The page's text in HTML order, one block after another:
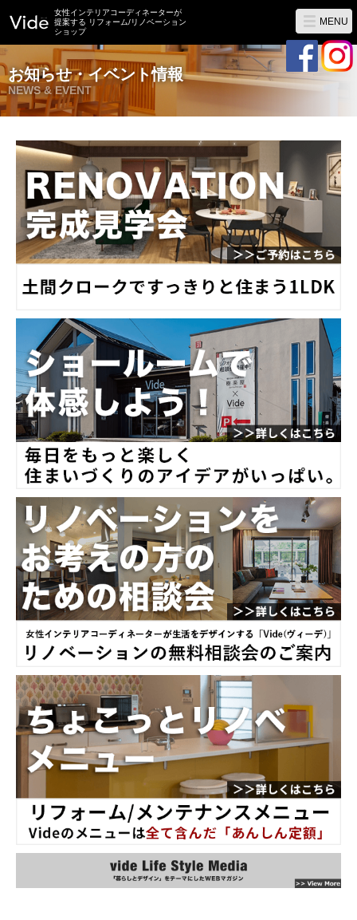
女性インテリアコーディネーターが
提案する リフォーム/リノベーション
ショップ
お知らせ・イベント情報
NEWS & EVENT
MENU